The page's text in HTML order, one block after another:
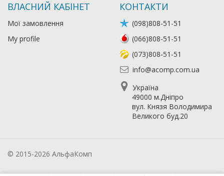
ВЛАСНИЙ КАБІНЕТ
Мої замовлення
My profile
КОНТАКТИ
(098)808-51-51
(066)808-51-51
(073)808-51-51
info@acomp.com.ua
Україна
49000 м.Дніпро
вул. Князя Володимира
Великого буд.20
© 2015-2026 АльфаКомп